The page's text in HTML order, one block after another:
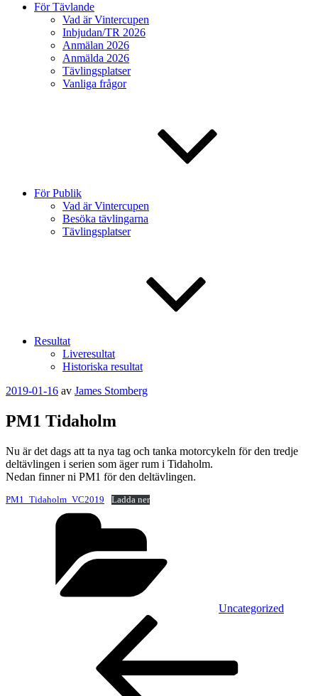
För Tävlande
Vad är Vintercupen
Inbjudan/TR 2026
Anmälan 2026
Anmälda 2026
Tävlingsplatser
Vanliga frågor
För Publik
Vad är Vintercupen
Besöka tävlingarna
Tävlingsplatser
Resultat
Liveresultat
Historiska resultat
Publicerat
2019-01-16 av James Stomberg
PM1 Tidaholm
Nu är det dags att ta nya tag och tanka motorcykeln för den tredje
deltävlingen i serien som äger rum i Tidaholm.
Nedan finner ni PM1 för den deltävlingen.
PM1_Tidaholm_VC2019 Ladda ner
Uncategorized
Inläggsnavigering